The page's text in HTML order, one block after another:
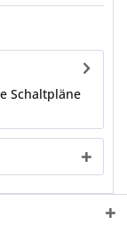
Schaltpläne